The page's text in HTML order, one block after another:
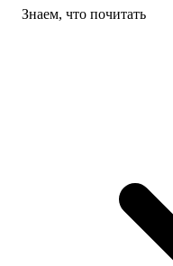
Знаем, что почитать